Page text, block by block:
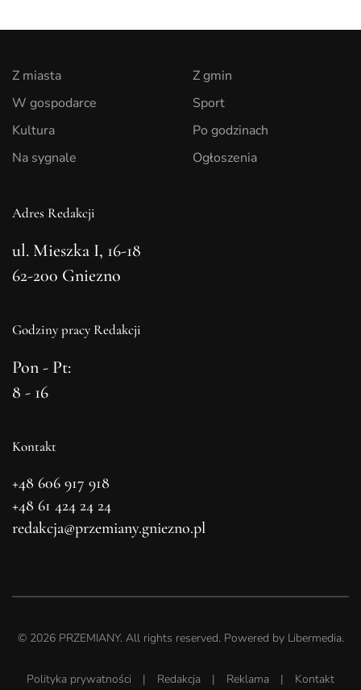
Z miasta
W gospodarce
Kultura
Na sygnale
Z gmin
Sport
Po godzinach
Ogłoszenia
Adres Redakcji
ul. Mieszka I, 16-18
62-200 Gniezno
Godziny pracy Redakcji
Pon - Pt:
8 - 16
Kontakt
+48 606 917 918
+48 61 424 24 24
redakcja@przemiany.gniezno.pl
© 2026PRZEMIANY. All rights reserved. Powered by Libermedia.
Polityka prywatności | Redakcja | Reklama | Kontakt